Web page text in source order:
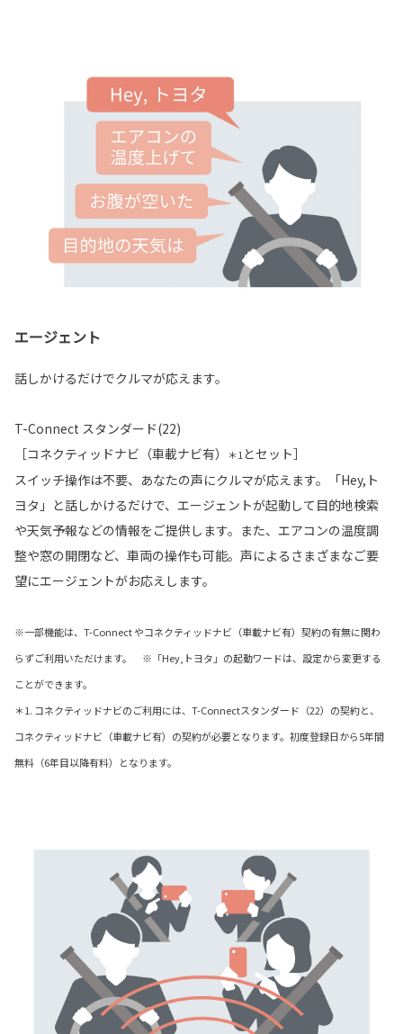
エージェント
話しかけるだけでクルマが応えます。
T-Connect スタンダード(22)
［コネクティッドナビ（車載ナビ有）
＊1とセット］
スイッチ操作は不要、あなたの声にクルマが応えます。「Hey,ト
ヨタ」と話しかけるだけで、エージェントが起動して目的地検索
や天気予報などの情報をご提供します。また、エアコンの温度調
整や窓の開閉など、車両の操作も可能。声によるさまざまなご要
望にエージェントがお応えします。
※一部機能は、T-Connect やコネクティッドナビ（車載ナビ有）契約の有無に関わ
らずご利用いただけます。 ※「Hey,トヨタ」の起動ワードは、設定から変更する
ことができます。
＊1. コネクティッドナビのご利用には、T-Connectスタンダード（22）の契約と、
コネクティッドナビ（車載ナビ有）の契約が必要となります。初度登録日から5年間
無料（6年目以降有料）となります。